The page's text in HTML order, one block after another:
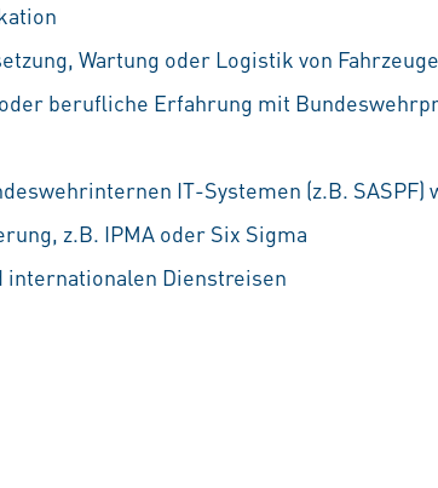
Wartung oder Logistik von
berufliche Erfahrung mit
IT-Systemen (z.B. SASPF)
z.B. IPMA oder Six Sigma
internationalen Dienstreisen